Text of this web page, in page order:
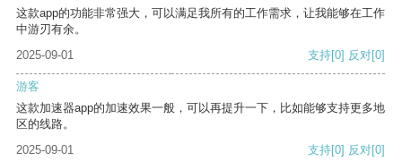
这款app的功能非常强大，可以满足我所有的工作需求，让我能够在工作
中游刃有余。
2025-09-01
支持[0] 反对[0]
游客
这款加速器app的加速效果一般，可以再提升一下，比如能够支持更多地
区的线路。
2025-09-01
支持[0] 反对[0]